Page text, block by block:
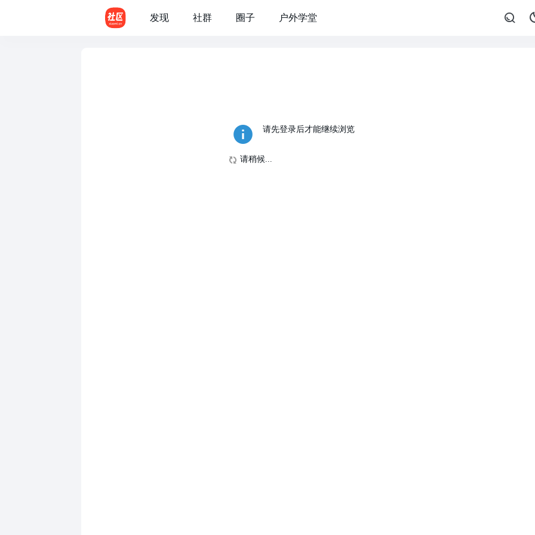
发现 社群 圈子 户外学堂
请先登录后才能继续浏览
请稍候...